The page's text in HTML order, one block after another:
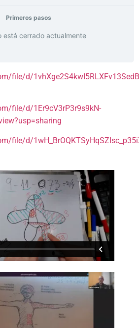
Primeros pasos
está cerrado actualmente
file/d/
file/d/1Er9cV3rP3r9s9kN-
file/d/